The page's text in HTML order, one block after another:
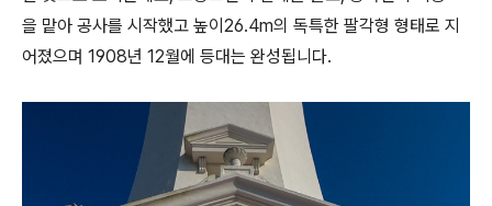
을 맡아 공사를 시작했고 높이26.4m의 독특한 팔각형 형태로 지
어졌으며 1908년 12월에 등대는 완성됩니다.